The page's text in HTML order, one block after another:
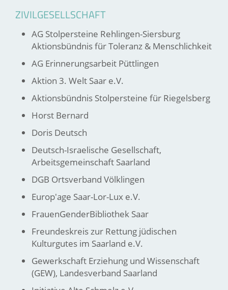
ZIVILGESELLSCHAFT
AG Stolpersteine Rehlingen-Siersburg
Aktionsbündnis für Toleranz & Menschlichkeit
AG Erinnerungsarbeit Püttlingen
Aktion 3. Welt Saar e.V.
Aktionsbündnis Stolpersteine für Riegelsberg
Horst Bernard
Doris Deutsch
Deutsch-Israelische Gesellschaft,
Arbeitsgemeinschaft Saarland
DGB Ortsverband Völklingen
Europ'age Saar-Lor-Lux e.V.
FrauenGenderBibliothek Saar
Freundeskreis zur Rettung jüdischen
Kulturgutes im Saarland e.V.
Gewerkschaft Erziehung und Wissenschaft
(GEW), Landesverband Saarland